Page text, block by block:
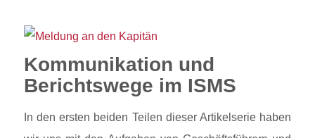
Kommunikation und
Berichtswege im ISMS
In den ersten beiden Teilen dieser Artikelserie haben